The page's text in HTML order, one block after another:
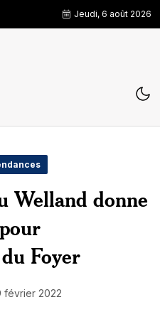
Jeudi, 6 août 2026
Welland donne
Foyer
février 2022